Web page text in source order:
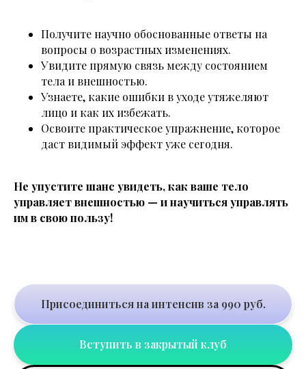
Получите научно обоснованные ответы на
вопросы о возрастных изменениях.
Увидите прямую связь между состоянием
тела и внешностью.
Узнаете, какие ошибки в уходе утяжеляют
лицо и как их избежать.
Освоите практическое упражнение, которое
даст видимый эффект уже сегодня.
Не упустите шанс увидеть, как ваше тело
управляет внешностью — и научиться управлять
им в свою пользу!
Присоединиться на интенсив за 990 руб.
Вступить в закрытый клуб